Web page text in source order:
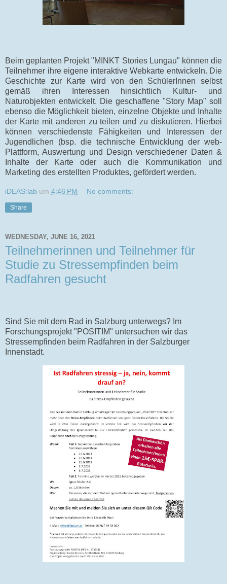
Beim geplanten Projekt "MINKT Stories Lungau" können die
Teilnehmer ihre eigene interaktive Webkarte entwickeln. Die
Geschichte zur Karte wird von den SchülerInnen selbst
gemäß ihren Interessen hinsichtlich Kultur- und
Naturobjekten entwickelt. Die geschaffene "Story Map" soll
ebenso die Möglichkeit bieten, einzelne Objekte und Inhalte
der Karte mit anderen zu teilen und zu diskutieren. Hierbei
können verschiedenste Fähigkeiten und Interessen der
Jugendlichen (bsp. die technische Entwicklung der web-
Plattform, Auswertung und Design verschiedener Daten &
Inhalte der Karte oder auch die Kommunikation und
Marketing des erstellten Produktes, gefördert werden.
iDEAS:lab um 4:46 PM No comments:
Share
WEDNESDAY, JUNE 16, 2021
Teilnehmerinnen und Teilnehmer für
Studie zu Stressempfinden beim
Radfahren gesucht
Sind Sie mit dem Rad in Salzburg unterwegs? Im
Forschungsprojekt "POSITIM" untersuchen wir das
Stressempfinden beim Radfahren in der Salzburger
Innenstadt.